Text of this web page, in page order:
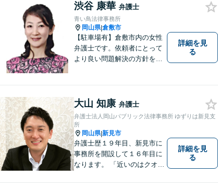
少しでも解決されますよう，
誠心誠意努力いたす所存で
す。皆様方のご来所をお待ち
しております。
渋谷 康華 弁護士
青い鳥法律事務所
岡山県|倉敷市
【駐車場有】倉敷市内の女性
弁護士です。依頼者にとって
より良い問題解決の方針を示
ご相談が納得のいく解決への
第一歩です。お一人で悩まず
に、お気軽にご相談くださ
い。
詳細を見
る
大山 知康 弁護士
弁護士法人岡山パブリック法律事務所 ゆずりは新見支
所
岡山県|新見市
弁護士歴１９年目、新見市に
事務所を開設して１６年目に
なります。 「近いのはクオリ
詳細を見
る